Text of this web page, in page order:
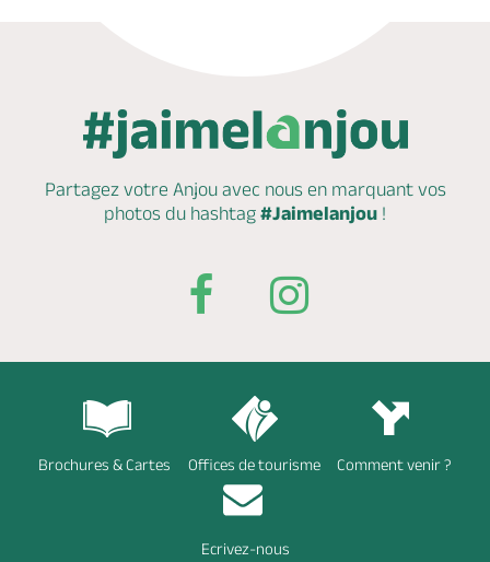
Partagez votre Anjou avec nous en marquantvos
photos du hashtag #Jaimelanjou !
Brochures & Cartes Offices de tourisme Comment venir ?
Ecrivez-nous